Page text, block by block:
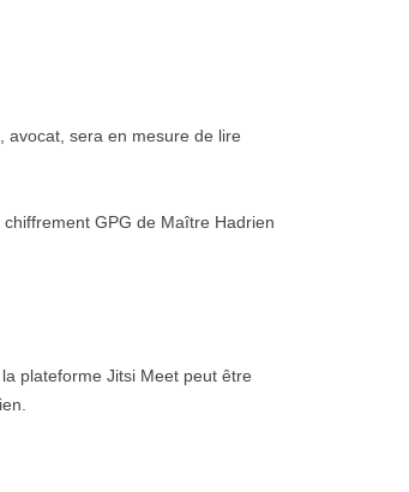
avocat, sera en mesure de lire
GPG de Maître Hadrien
plateforme Jitsi Meet peut être